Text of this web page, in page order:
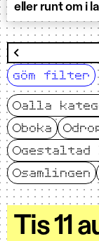
eller runt om i
Föregående
göm filter
alla
boka
samlingen
filtrera
Tis 11